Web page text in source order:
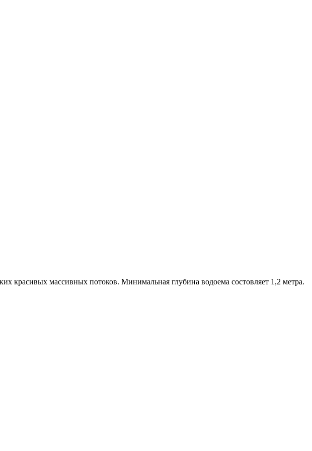
красивых массивных потоков. Минимальная глубина водоема состовляет 1,2 метра.